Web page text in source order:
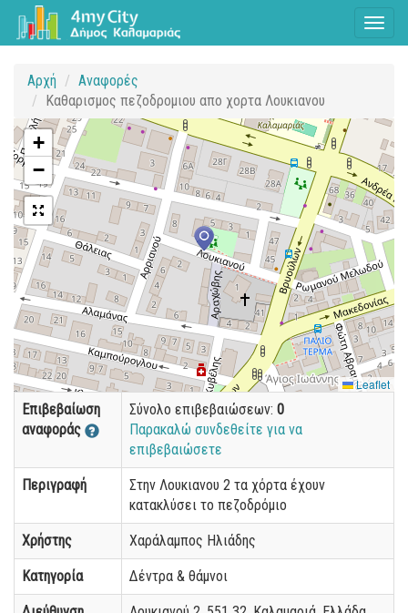
Αρχή
Αναφορές
Καθαρισμος πεζοδρομιου απο χορτα Λουκιανου
+
−
Leaflet
Επιβεβαίωση
αναφοράς
Σύνολο επιβεβαιώσεων: 0
Παρακαλώ συνδεθείτε για να
επιβεβαιώσετε
Περιγραφή
Στην Λουκιανου 2 τα χόρτα έχουν
κατακλύσει το πεζοδρόμιο
Χρήστης Χαράλαμπος Ηλιάδης
Κατηγορία Δέντρα & θάμνοι